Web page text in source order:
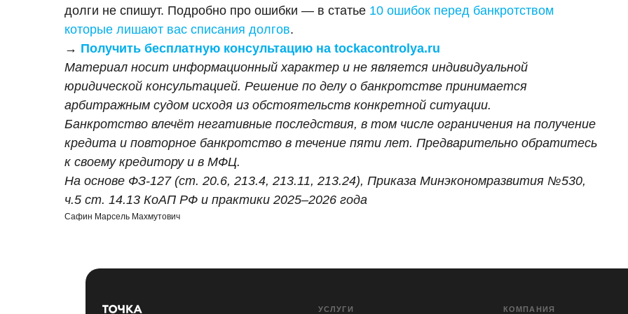
долги не спишут. Подробно про ошибки — в статье 10 ошибок перед банкротством
которые лишают вас списания долгов.
→ Получить бесплатную консультацию на tockacontrolya.ru
Материал носит информационный характер и не является индивидуальной
юридической консультацией. Решение по делу о банкротстве принимается
арбитражным судом исходя из обстоятельств конкретной ситуации.
Банкротство влечёт негативные последствия, в том числе ограничения на получение
кредита и повторное банкротство в течение пяти лет. Предварительно обратитесь
к своему кредитору и в МФЦ.
На основе ФЗ-127 (ст. 20.6, 213.4, 213.11, 213.24), Приказа Минэкономразвития №530,
ч.5 ст. 14.13 КоАП РФ и практики 2025–2026 года
Сафин Марсель Махмутович
УСЛУГИ КОМПАНИЯ